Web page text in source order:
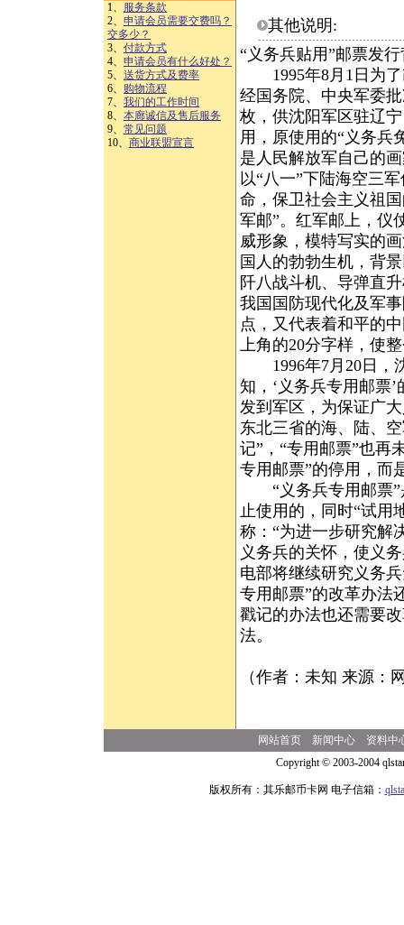
1、 服务条款
2、 申请会员需要交费吗？
交多少？
3、 付款方式
4、 申请会员有什么好处？
5、 送货方式及费率
6、 购物流程
7、 我们的工作时间
8、 本廊诚信及售后服务
9、 常见问题
10、 商业联盟宣言
其他说明:
“义务兵贴用”邮票发
1995年8月1日为了
经国务院、中央军委
枚，供沈阳军区驻辽
用，原使用的“义务兵
是人民解放军自己的
以“八一”下陆海空三
命，保卫社会主义祖
军邮”。红军邮上，仪
威形象，模特写实的
国人的勃勃生机，背
阡八战斗机、导弹直
我国国防现代化及军
点，又代表着和平的
上角的20分字样，使
1996年7月20日，沈
知，‘义务兵专用邮票
发到军区，为保证广
东北三省的海、陆、
记”，“专用邮票”也再
专用邮票”的停用，而
“义务兵专用邮票”
止使用的，同时“试用
称：“为进一步研究解
义务兵的关怀，使义
电部将继续研究义务
专用邮票”的改革办法
戳记的办法也还需要
法。
（作者：未知 来源：
网站首页 新闻中心
资料中
Copyright © 2003-2004
版权所有：其乐邮币卡网 电子信箱：